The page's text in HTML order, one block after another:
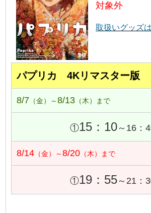
対象外
取扱いグッズ
パプリカ 4Kリマスター版
8/7 （金）～8/13 （木）まで
①15：10～16：
8/14 （金）～8/20 （木）まで
①19：55～21：